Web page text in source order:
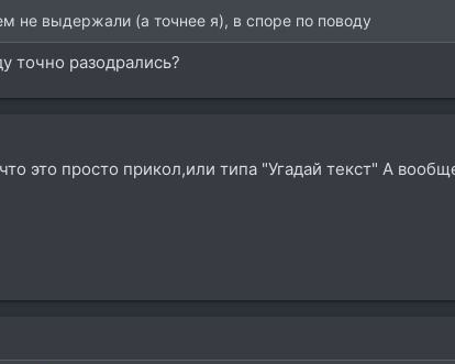
не выдержали (а точнее я), в споре по поводу
точно разодрались?
это просто прикол,или типа "Угадай текст" А